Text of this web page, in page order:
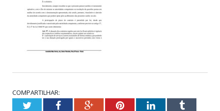
COMPARTILHAR:
TwitterFacebookGoogle+PinterestLinkedInTumblr